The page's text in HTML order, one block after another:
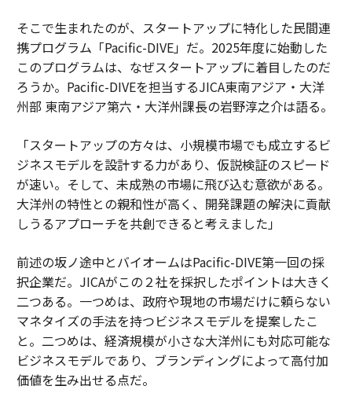
そこで生まれたのが、スタートアップに特化した民間連
携プログラム「Pacific-DIVE」だ。2025年度に始動した
このプログラムは、なぜスタートアップに着目したのだ
ろうか。Pacific-DIVEを担当するJICA東南アジア・大洋
州部 東南アジア第六・大洋州課長の岩野淳之介は語る。
「スタートアップの方々は、小規模市場でも成立するビ
ジネスモデルを設計する力があり、仮説検証のスピード
が速い。そして、未成熟の市場に飛び込む意欲がある。
大洋州の特性との親和性が高く、開発課題の解決に貢献
しうるアプローチを共創できると考えました」
前述の坂ノ途中とバイオームはPacific-DIVE第一回の採
択企業だ。JICAがこの２社を採択したポイントは大きく
二つある。一つめは、政府や現地の市場だけに頼らない
マネタイズの手法を持つビジネスモデルを提案したこ
と。二つめは、経済規模が小さな大洋州にも対応可能な
ビジネスモデルであり、ブランディングによって高付加
価値を生み出せる点だ。